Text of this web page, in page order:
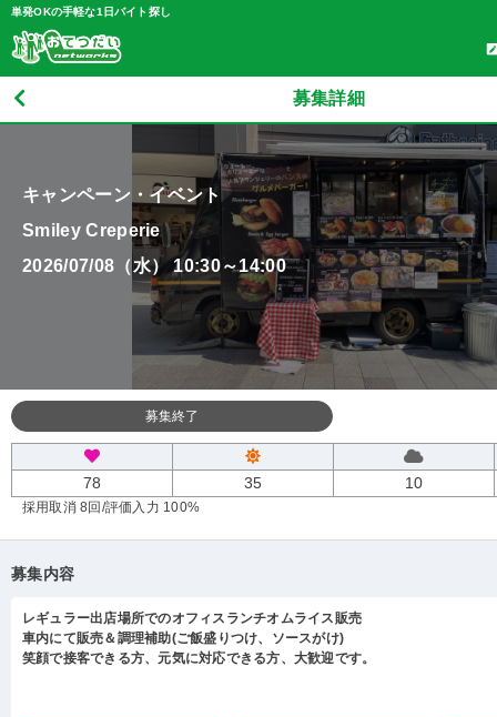
単発OKの手軽な1日バイト探し
募集詳細
キャンペーン・イベント
Smiley Creperie
2026/07/08（水） 10:30～14:00
募集終了
78 35 10
採用取消 8回 /評価入力 100%
募集内容
レギュラー出店場所でのオフィスランチオムライス販売
車内にて販売＆調理補助(ご飯盛りつけ、ソースがけ)
笑顔で接客できる方、元気に対応できる方、大歓迎です。